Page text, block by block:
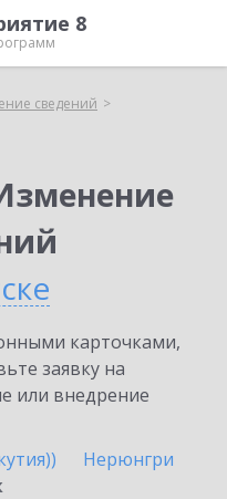
8
сведений
карточками,
заявку на
или внедрение
Нерюнгри